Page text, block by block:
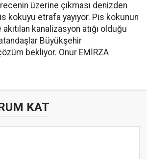
üzerine çıkması denizden
kokuyu etrafa yayıyor. Pis kokunun
akıtılan kanalizasyon atığı olduğu
Büyükşehir
bekliyor. Onur EMİRZA
KAT